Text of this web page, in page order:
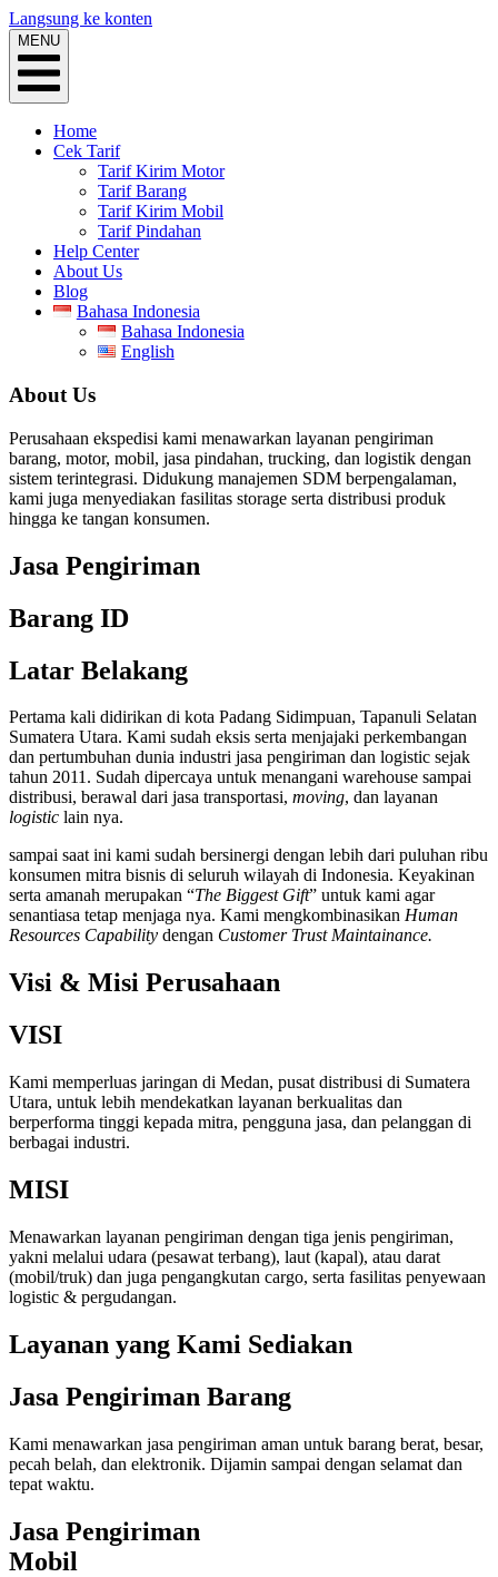
Langsung ke konten
MENU
Home
Cek Tarif
Tarif Kirim Motor
Tarif Barang
Tarif Kirim Mobil
Tarif Pindahan
Help Center
About Us
Blog
Bahasa Indonesia
Bahasa Indonesia
English
About Us
Perusahaan ekspedisi kami menawarkan layanan pengiriman
barang, motor, mobil, jasa pindahan, trucking, dan logistik dengan
sistem terintegrasi. Didukung manajemen SDM berpengalaman,
kami juga menyediakan fasilitas storage serta distribusi produk
hingga ke tangan konsumen.
Jasa Pengiriman
Barang ID
Latar Belakang
Pertama kali didirikan di kota Padang Sidimpuan, Tapanuli Selatan
Sumatera Utara. Kami sudah eksis serta menjajaki perkembangan
dan pertumbuhan dunia industri jasa pengiriman dan logistic sejak
tahun 2011. Sudah dipercaya untuk menangani warehouse sampai
distribusi, berawal dari jasa transportasi, moving, dan layanan
logistic lain nya.
sampai saat ini kami sudah bersinergi dengan lebih dari puluhan ribu
konsumen mitra bisnis di seluruh wilayah di Indonesia. Keyakinan
serta amanah merupakan “The Biggest Gift” untuk kami agar
senantiasa tetap menjaga nya. Kami mengkombinasikan Human
Resources Capability dengan Customer Trust Maintainance.
Visi & Misi Perusahaan
VISI
Kami memperluas jaringan di Medan, pusat distribusi di Sumatera
Utara, untuk lebih mendekatkan layanan berkualitas dan
berperforma tinggi kepada mitra, pengguna jasa, dan pelanggan di
berbagai industri.
MISI
Menawarkan layanan pengiriman dengan tiga jenis pengiriman,
yakni melalui udara (pesawat terbang), laut (kapal), atau darat
(mobil/truk) dan juga pengangkutan cargo, serta fasilitas penyewaan
logistic & pergudangan.
Layanan yang Kami Sediakan
Jasa Pengiriman Barang
Kami menawarkan jasa pengiriman aman untuk barang berat, besar,
pecah belah, dan elektronik. Dijamin sampai dengan selamat dan
tepat waktu.
Jasa Pengiriman
Mobil